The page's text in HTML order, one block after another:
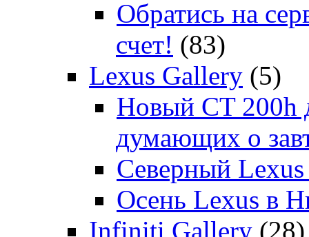
Обратись на
счет! (83)
Lexus Gallery (5)
Новый CT 200h
думающих о
Северный Lexus
Осень Lexus в
Infiniti Gallery (28)